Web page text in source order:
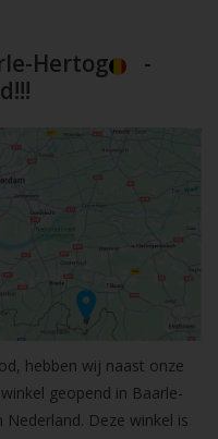
Hertog
-
hebben wij naast onze
geopend in Baarle-
Deze winkel is